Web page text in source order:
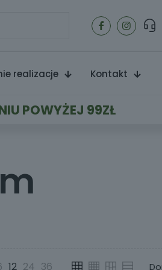
realizacje Kontakt
POWYŻEJ 99ZŁ
12 24 36